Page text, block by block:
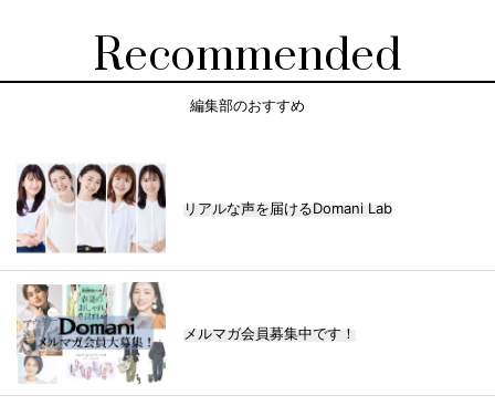
Recommended
編集部のおすすめ
リアルな声を届けるDomani Lab
メルマガ会員募集中です！